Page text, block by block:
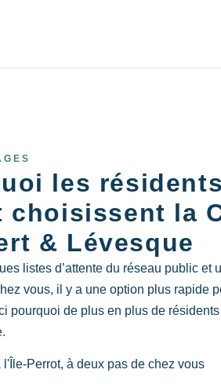
les
choisissent la
& Lévesque
listes d’attente du réseau public et
vous, il y a une option plus rapide
pourquoi de plus en plus de
l'Île-Perrot, à deux pas de chez vous